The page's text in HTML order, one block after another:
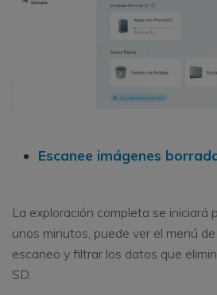
Escanee imágenes
La exploración completa se iniciará
unos minutos, puede ver el menú
escaneo y filtrar los datos que
SD.